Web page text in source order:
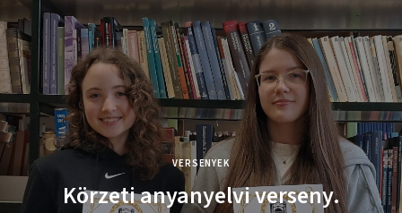
VERSENYEK
Körzeti anyanyelvi verseny.